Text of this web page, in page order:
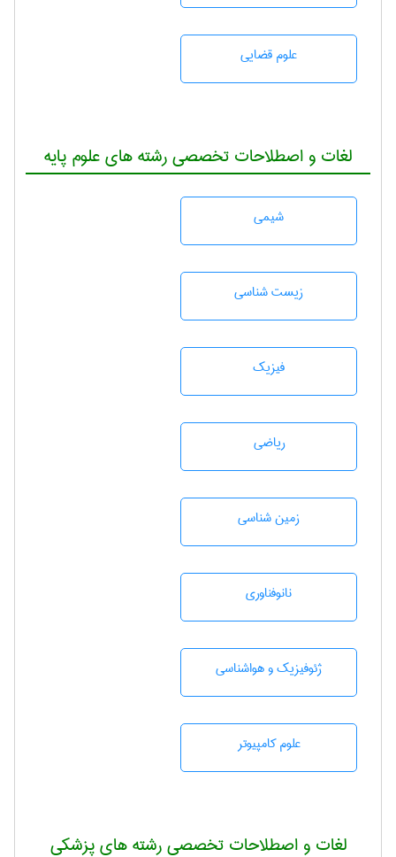
علوم قضایی
لغات و اصطلاحات تخصصی رشته های علوم پایه
شيمی
زيست شناسی
فیزیک
رياضی
زمين شناسی
نانوفناوری
ژئوفيزيك و هواشناسی
علوم کامپیوتر
لغات و اصطلاحات تخصصی رشته های پزشکی